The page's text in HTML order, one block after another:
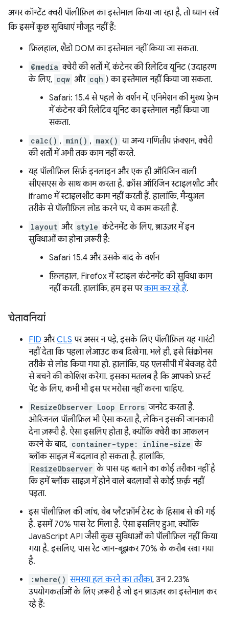
अगर कॉन्टेंट क्वरी पॉलीफ़िल का इस्तेमाल किया जा रहा है, तो ध्यान रखें
कि इसमें कुछ सुविधाएं मौजूद नहीं हैं:
फ़िलहाल, शैडो DOM का इस्तेमाल नहीं किया जा सकता.
@media क्वेरी की शर्तों में, कंटेनर की रिलेटिव यूनिट (उदाहरण
के लिए, cqw और cqh ) का इस्तेमाल नहीं किया जा सकता.
Safari: 15.4 से पहले के वर्शन में, एनिमेशन की मुख्य फ़्रेम
में कंटेनर की रिलेटिव यूनिट का इस्तेमाल नहीं किया जा
सकता.
calc() , min() , max() या अन्य गणितीय फ़ंक्शन, क्वेरी
की शर्तों में अभी तक काम नहीं करते.
यह पॉलीफ़िल सिर्फ़ इनलाइन और एक ही ऑरिजिन वाली
सीएसएस के साथ काम करता है. क्रॉस ऑरिजिन स्टाइलशीट और
iframe में स्टाइलशीट काम नहीं करती हैं. हालांकि, मैन्युअल
तरीके से पॉलीफ़िल लोड करने पर, ये काम करती हैं.
layout और style कंटेनमेंट के लिए, ब्राउज़र में इन
सुविधाओं का होना ज़रूरी है:
Safari 15.4 और उसके बाद के वर्शन
फ़िलहाल, Firefox में स्टाइल कंटेनमेंट की सुविधा काम
नहीं करती. हालांकि, हम इस परकाम कर रहे हैं.
चेतावनियां
FID औरCLS पर असर न पड़े, इसके लिए पॉलीफ़िल यह गारंटी
नहीं देता कि पहला लेआउट कब दिखेगा. भले ही, इसे सिंक्रोनस
तरीके से लोड किया गया हो. हालांकि, यह एलसीपी में बेवजह देरी
से बचने की कोशिश करेगा. इसका मतलब है कि आपको फ़र्स्ट
पेंट के लिए, कभी भी इस पर भरोसा नहीं करना चाहिए.
ResizeObserver Loop Errors जनरेट करता है.
ओरिजनल पॉलीफ़िल भी ऐसा करता है, लेकिन इसकी जानकारी
देना ज़रूरी है. ऐसा इसलिए होता है, क्योंकि क्वेरी का आकलन
करने के बाद, container-type: inline-size के
ब्लॉक साइज़ में बदलाव हो सकता है. हालांकि,
ResizeObserver के पास यह बताने का कोई तरीका नहीं है
कि हमें ब्लॉक साइज़ में होने वाले बदलावों से कोई फ़र्क़ नहीं
पड़ता.
इस पॉलीफ़िल की जांच, वेब प्लैटफ़ॉर्म टेस्ट के हिसाब से की गई
है. इसमें 70% पास रेट मिला है. ऐसा इसलिए हुआ, क्योंकि
JavaScript API जैसी कुछ सुविधाओं को पॉलीफ़िल नहीं किया
गया है. इसलिए, पास रेट जान-बूझकर 70% के करीब रखा गया
है.
:where() समस्या हल करने का तरीका, उन 2.23%
उपयोगकर्ताओं के लिए ज़रूरी है जो इन ब्राउज़र का इस्तेमाल कर
रहे हैं: